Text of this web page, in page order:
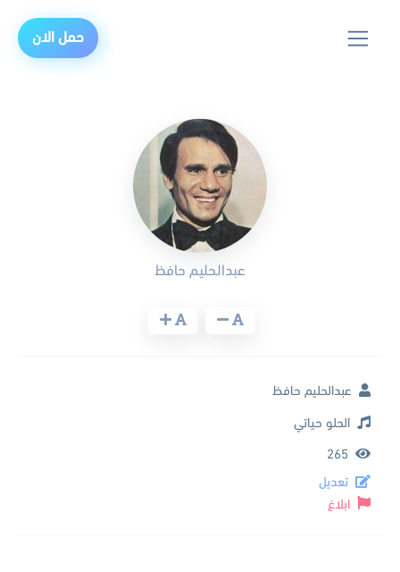
حمل الان
عبدالحليم حافظ
عبدالحليم حافظ
الحلو حياتي
265
تعديل
ابلاغ